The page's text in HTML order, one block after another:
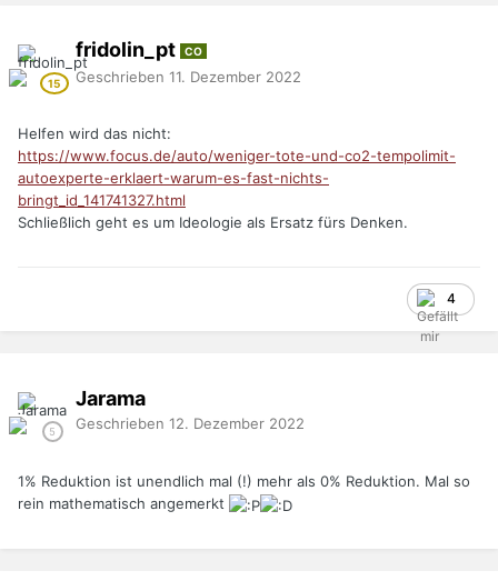
fridolin_pt CO
Geschrieben 11. Dezember 2022
Helfen wird das nicht:
https://www.focus.de/auto/weniger-tote-und-co2-tempolimit-
autoexperte-erklaert-warum-es-fast-nichts-
bringt_id_141741327.html
Schließlich geht es um Ideologie als Ersatz fürs Denken.
4
Jarama
Geschrieben 12. Dezember 2022
1% Reduktion ist unendlich mal (!) mehr als 0% Reduktion. Mal so
rein mathematisch angemerkt